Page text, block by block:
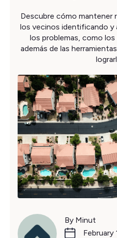
Descubre cómo mantener
los vecinos identificando y
los problemas, como
además de las
By Minut
February